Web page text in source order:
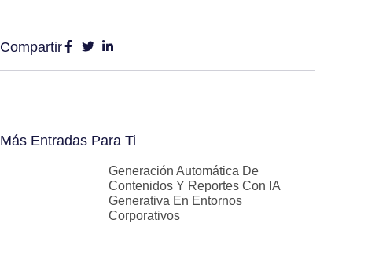
Compartir
Más Entradas Para Ti
Generación Automática De
Contenidos Y Reportes Con IA
Generativa En Entornos
Corporativos